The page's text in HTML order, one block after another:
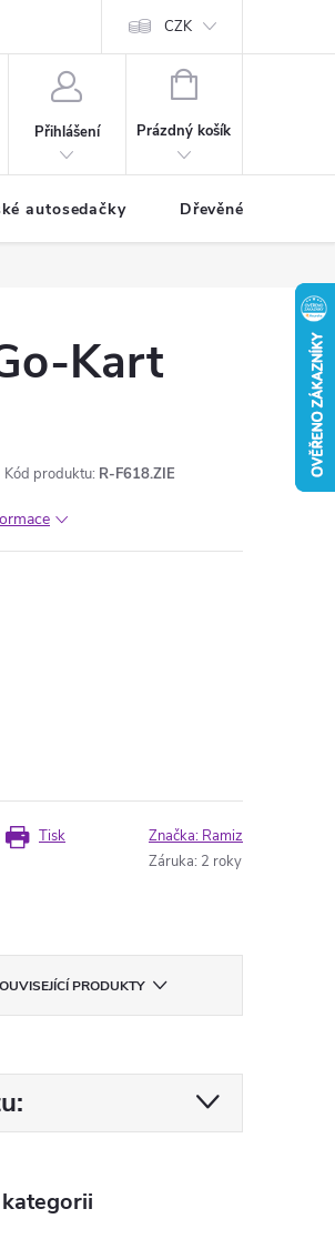
CZK
Přihlášení
NÁKUPNÍ
Prázdný košík
autosedačky Dřevěné hračky
Kart
Kód produktu: R-F618.ZIE
Tisk Značka: Ramiz
Záruka: 2 roky
PRODUKTY